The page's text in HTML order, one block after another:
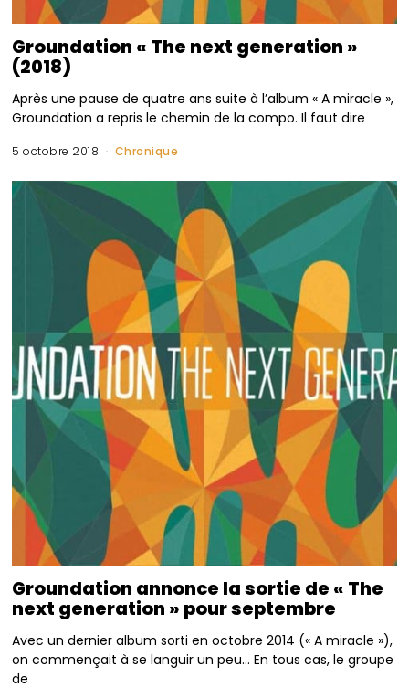
Groundation « The next generation »
(2018)
Après une pause de quatre ans suite à l’album « A miracle »,
Groundation a repris le chemin de la compo. Il faut dire
5 octobre 2018 Chronique
Groundation annonce la sortie de « The
next generation » pour septembre
Avec un dernier album sorti en octobre 2014 (« A miracle »),
on commençait à se languir un peu… En tous cas, le groupe
de